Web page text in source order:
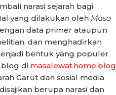
narasi sejarah bagi
yang dilakukan oleh Masa
data primer ataupun
dan menghadirkan
bentuk yang populer
blog di masalewat.home.blog
Garut dan sosial media
berupa narasi dan